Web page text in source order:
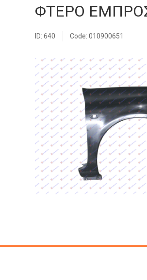
ΦΤΕΡΟ
ID: 640 Code: 010900651